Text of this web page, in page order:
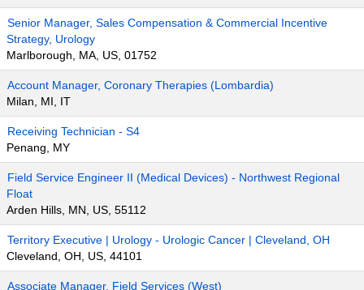
Senior Manager, Sales Compensation & Commercial Incentive
Strategy, Urology
Marlborough, MA, US, 01752
Account Manager, Coronary Therapies (Lombardia)
Milan, MI, IT
Receiving Technician - S4
Penang, MY
Field Service Engineer II (Medical Devices) - Northwest Regional
Float
Arden Hills, MN, US, 55112
Territory Executive | Urology - Urologic Cancer | Cleveland, OH
Cleveland, OH, US, 44101
Associate Manager, Field Services (West)